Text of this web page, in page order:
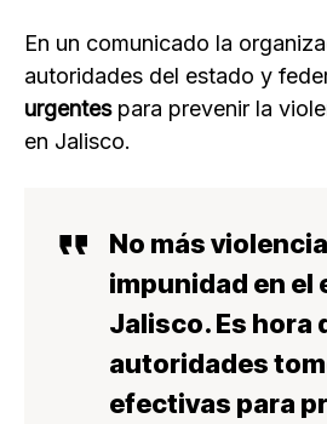
En un comunicado la
autoridades del estado y
urgentes para prevenir la
en Jalisco.
No más
impunidad en el
Jalisco. Es hora
autoridades
efectivas para